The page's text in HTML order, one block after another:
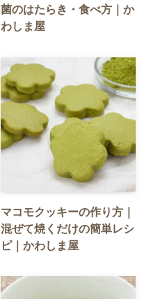
菌のはたらき・食べ方｜か
わしま屋
マコモクッキーの作り方｜
混ぜて焼くだけの簡単レシ
ピ｜かわしま屋